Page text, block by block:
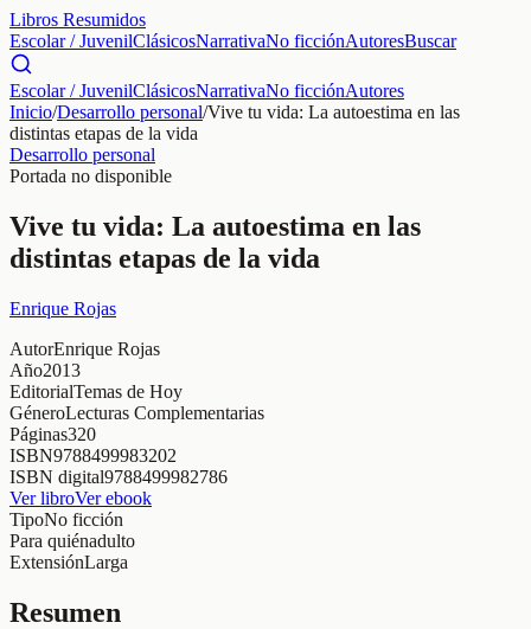
Libros Resumidos
Escolar / JuvenilClásicosNarrativaNo ficciónAutoresBuscar
Escolar / JuvenilClásicosNarrativaNo ficciónAutores
Inicio/Desarrollo personal/Vive tu vida: La autoestima en las
distintas etapas de la vida
Desarrollo personal
Portada no disponible
Vive tu vida: La autoestima en las
distintas etapas de la vida
Enrique Rojas
AutorEnrique Rojas
Año2013
EditorialTemas de Hoy
GéneroLecturas Complementarias
Páginas320
ISBN9788499983202
ISBN digital9788499982786
Ver libroVer ebook
TipoNo ficción
Para quiénadulto
ExtensiónLarga
Resumen